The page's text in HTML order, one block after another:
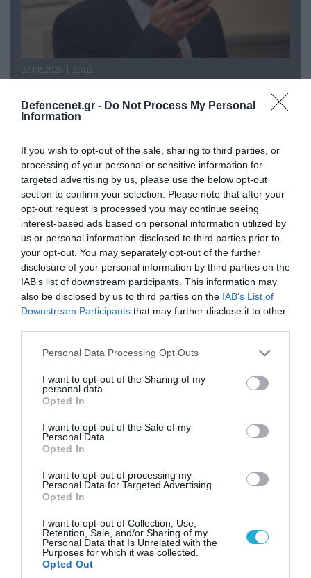
Defencenet.gr - Do Not Process My Personal
Information
If you wish to opt-out of the sale, sharing to third parties, or
processing of your personal or sensitive information for
targeted advertising by us, please use the below opt-out
section to confirm your selection. Please note that after your
opt-out request is processed you may continue seeing
interest-based ads based on personal information utilized by
us or personal information disclosed to third parties prior to
your opt-out. You may separately opt-out of the further
disclosure of your personal information by third parties on the
IAB’s list of downstream participants. This information may
also be disclosed by us to third parties on the IAB’s List of
Downstream Participants that may further disclose it to other
Please note that this website/app uses one or more Google
not limited to your visit or usage behaviour. You may click to
grant or deny consent to Google and its third-party tags to
use your data for below specified purposes in below Google
consent section.
Personal Data Processing Opt Outs
I want to opt-out of the Sharing of my
personal data.
Opted In
I want to opt-out of the Sale of my
Personal Data.
Opted In
I want to opt-out of processing my
Personal Data for Targeted Advertising.
Opted In
I want to opt-out of Collection, Use,
Retention, Sale, and/or Sharing of my
Personal Data that Is Unrelated with the
Purposes for which it was collected.
Opted Out
07.08.2026 | 20:02
Κωνσταντίνο Ζούλα από τον ΣΚΑΪ – Ο λόγος της
απομάκρυνσής του
Αθήνα: Απομακρύνθηκαν παράνομα
06.08.2026 | 09:03